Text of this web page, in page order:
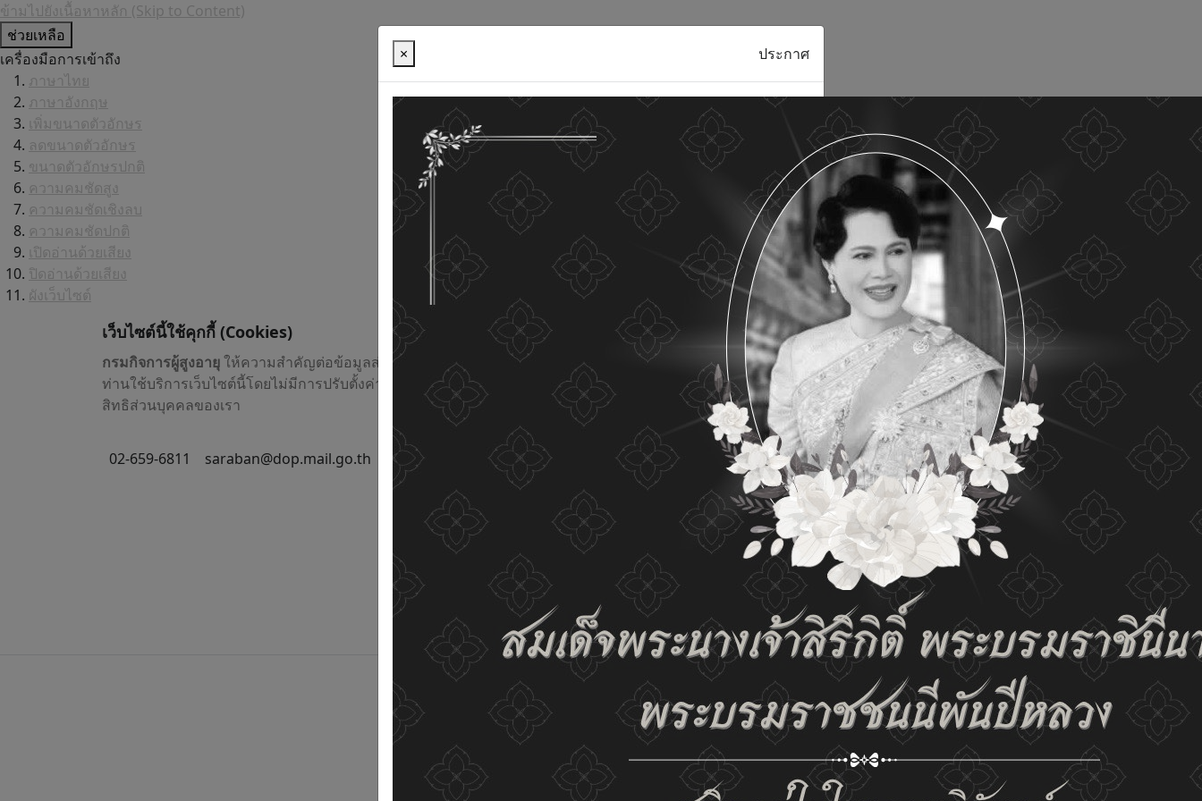
ข้ามไปยังเนื้อหาหลัก (Skip to Content)
ช่วยเหลือ
เครื่องมือการเข้าถึง
ภาษาไทย
ภาษาอังกฤษ
เพิ่มขนาดตัวอักษร
ลดขนาดตัวอักษร
ขนาดตัวอักษรปกติ
ความคมชัดสูง
ความคมชัดเชิงลบ
ความคมชัดปกติ
เปิดอ่านด้วยเสียง
ปิดอ่านด้วยเสียง
ผังเว็บไซต์
เว็บไซต์นี้ใช้คุกกี้ (Cookies)
กรมกิจการผู้สูงอายุให้ความสำคัญต่อข้อมูลส่วนบุคคลของท่าน เพื่อการพัฒนาและปรับปรุงเว็บไซต์ หาก
ท่านใช้บริการเว็บไซต์นี้โดยไม่มีการปรับตั้งค่าใดๆ แสดงว่าท่านยินยอมที่จะรับคุกกี้บนเว็บไซต์ และนโยบาย
สิทธิส่วนบุคคลของเรา
ดูรายละเอียด ยอมรับทั้งหมด
02-659-6811 saraban@dop.mail.go.th
เปลี่ยนการแสดงผล
ก-
CC
× ประกาศ